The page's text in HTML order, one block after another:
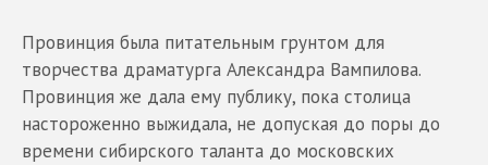
Провинция была питательным грунтом для
творчества драматурга Александра Вампилова.
Провинция же дала ему публику, пока столица
настороженно выжидала, не допуская до поры до
времени сибирского таланта до московских